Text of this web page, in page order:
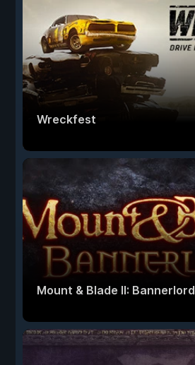
Wreckfest
Mount & Blade II: Bannerlord